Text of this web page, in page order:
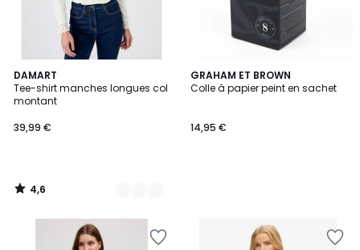
DAMART
Tee-shirt manches longues col
montant
39,99 €
4,6
/ 5
4
Couleurs
4,6
/
GRAHAM ET BROWN
Colle à papier peint en sachet
14,95 €